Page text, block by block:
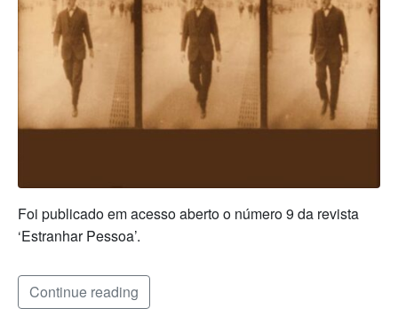
Foi publicado em acesso aberto o número 9 da revista
‘Estranhar Pessoa’.
Continue reading